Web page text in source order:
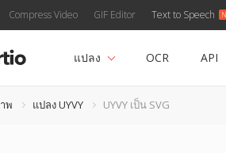
Compress Video GIF Editor Text to Speech
แปลง OCR API
พ แปลง UYVY UYVY เป็น SVG